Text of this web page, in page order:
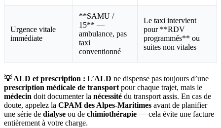
Urgence vitale
immédiate
**SAMU /
15** —
ambulance, pas
taxi
conventionné
Le taxi intervient
pour **RDV
programmés** ou
suites non vitales
💡 ALD et prescription : L’ALD ne dispense pas toujours d’une
prescription médicale de transport pour chaque trajet, mais le
médecin doit documenter la nécessité du transport assis. En cas de
doute, appelez la CPAM des Alpes-Maritimes avant de planifier
une série de dialyse ou de chimiothérapie — cela évite une facture
entièrement à votre charge.